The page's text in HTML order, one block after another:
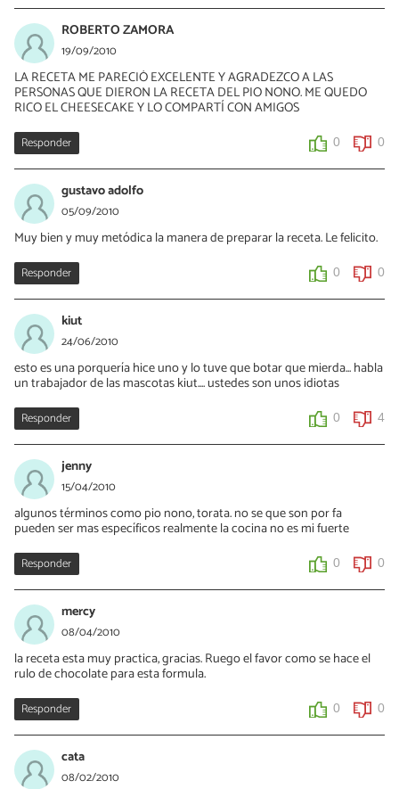
ROBERTO ZAMORA
19/09/2010
LA RECETA ME PARECIÓ EXCELENTE Y AGRADEZCO A LAS
PERSONAS QUE DIERON LA RECETA DEL PIO NONO. ME QUEDO
RICO EL CHEESECAKE Y LO COMPARTÍ CON AMIGOS
Responder 0 0
gustavo adolfo
05/09/2010
Muy bien y muy metódica la manera de preparar la receta. Le felicito.
Responder 0 0
kiut
24/06/2010
esto es una porquería hice uno y lo tuve que botar que mierda... habla
un trabajador de las mascotas kiut.... ustedes son unos idiotas
Responder 0 4
jenny
15/04/2010
algunos términos como pio nono, torata. no se que son por fa
pueden ser mas específicos realmente la cocina no es mi fuerte
Responder 0 0
mercy
08/04/2010
la receta esta muy practica, gracias. Ruego el favor como se hace el
rulo de chocolate para esta formula.
Responder 0 0
cata
08/02/2010